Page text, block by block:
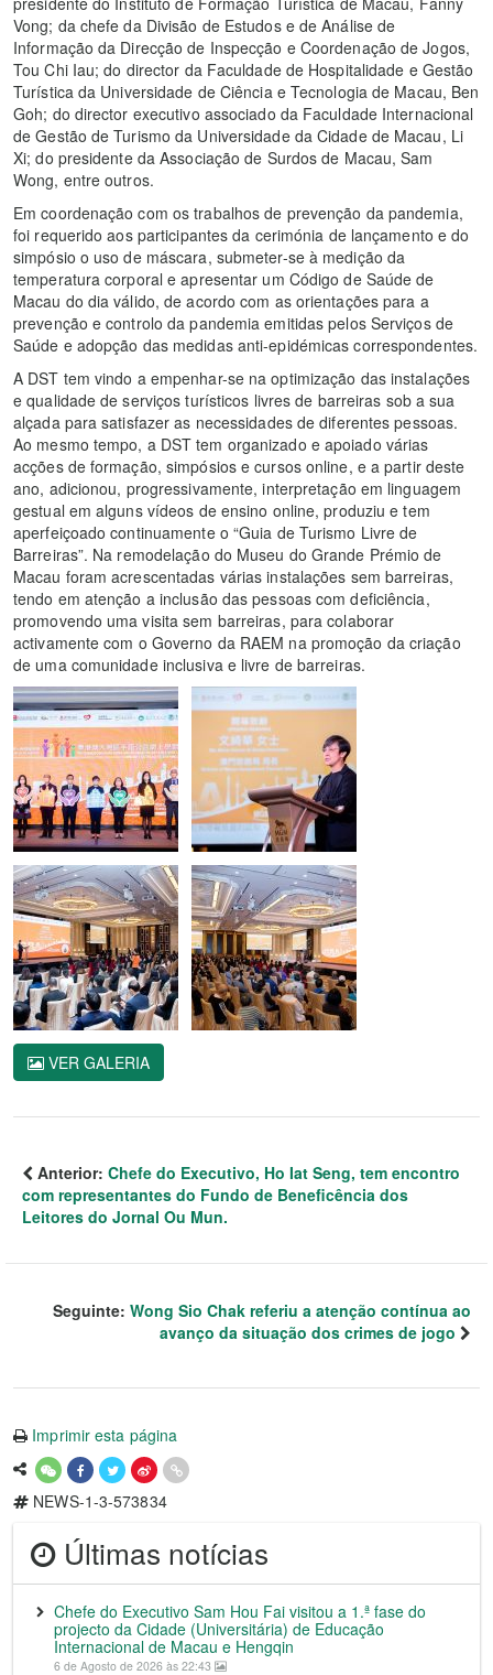
Vong; da chefe da Divisão de Estudos e de Análise de
Informação da Direcção de Inspecção e Coordenação de Jogos,
Tou Chi Iau; do director da Faculdade de Hospitalidade e Gestão
Turística da Universidade de Ciência e Tecnologia de Macau, Ben
Goh; do director executivo associado da Faculdade Internacional
de Gestão de Turismo da Universidade da Cidade de Macau, Li
Xi; do presidente da Associação de Surdos de Macau, Sam
Wong, entre outros.
Em coordenação com os trabalhos de prevenção da pandemia,
foi requerido aos participantes da cerimónia de lançamento e do
simpósio o uso de máscara, submeter-se à medição da
temperatura corporal e apresentar um Código de Saúde de
Macau do dia válido, de acordo com as orientações para a
prevenção e controlo da pandemia emitidas pelos Serviços de
Saúde e adopção das medidas anti-epidémicas correspondentes.
A DST tem vindo a empenhar-se na optimização das instalações
e qualidade de serviços turísticos livres de barreiras sob a sua
alçada para satisfazer as necessidades de diferentes pessoas.
Ao mesmo tempo, a DST tem organizado e apoiado várias
acções de formação, simpósios e cursos online, e a partir deste
ano, adicionou, progressivamente, interpretação em linguagem
gestual em alguns vídeos de ensino online, produziu e tem
aperfeiçoado continuamente o “Guia de Turismo Livre de
Barreiras”. Na remodelação do Museu do Grande Prémio de
Macau foram acrescentadas várias instalações sem barreiras,
tendo em atenção a inclusão das pessoas com deficiência,
promovendo uma visita sem barreiras, para colaborar
activamente com o Governo da RAEM na promoção da criação
de uma comunidade inclusiva e livre de barreiras.
VER GALERIA
Anterior: Chefe do Executivo, Ho Iat Seng, tem encontro
com representantes do Fundo de Beneficência dos
Leitores do Jornal Ou Mun.
Seguinte: Wong Sio Chak referiu a atenção contínua ao
avanço da situação dos crimes de jogo
Imprimir esta página
NEWS-1-3-573834
Últimas notícias
Chefe do Executivo Sam Hou Fai visitou a 1.ª fase do
projecto da Cidade (Universitária) de Educação
Internacional de Macau e Hengqin
6 de Agosto de 2026 às 22:43